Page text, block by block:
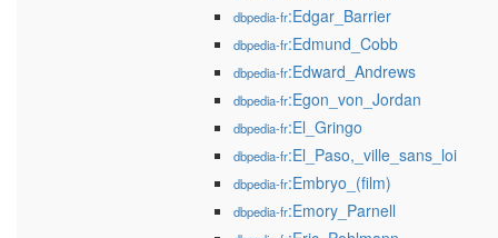
dbpedia-fr:Edgar_Barrier
dbpedia-fr:Edmund_Cobb
dbpedia-fr:Edward_Andrews
dbpedia-fr:Egon_von_Jordan
dbpedia-fr:El_Gringo
dbpedia-fr:El_Paso,_ville_sans_loi
dbpedia-fr:Embryo_(film)
dbpedia-fr:Emory_Parnell